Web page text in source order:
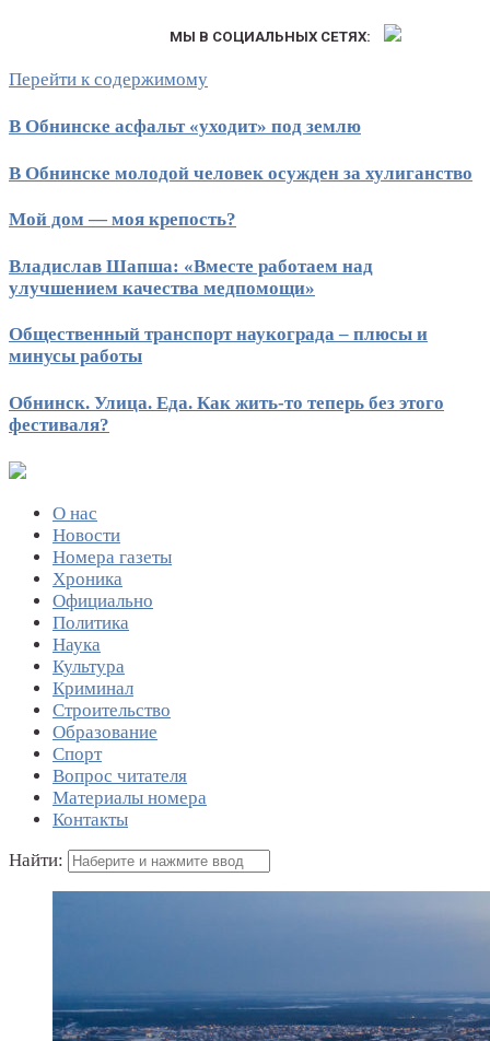
МЫ В СОЦИАЛЬНЫХ СЕТЯХ:
Перейти к содержимому
В Обнинске асфальт «уходит» под землю
В Обнинске молодой человек осужден за хулиганство
Мой дом — моя крепость?
Владислав Шапша: «Вместе работаем над
улучшением качества медпомощи»
Общественный транспорт наукограда – плюсы и
минусы работы
Обнинск. Улица. Еда. Как жить-то теперь без этого
фестиваля?
О нас
Новости
Номера газеты
Хроника
Официально
Политика
Наука
Культура
Криминал
Строительство
Образование
Спорт
Вопрос читателя
Материалы номера
Контакты
Найти: